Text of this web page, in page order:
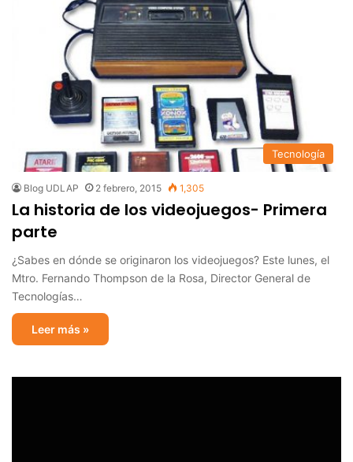
Tecnología
Blog UDLAP 2 febrero, 2015 1,305
La historia de los videojuegos- Primera
parte
¿Sabes en dónde se originaron los videojuegos? Este lunes, el
Mtro. Fernando Thompson de la Rosa, Director General de
Tecnologías…
Leer más »